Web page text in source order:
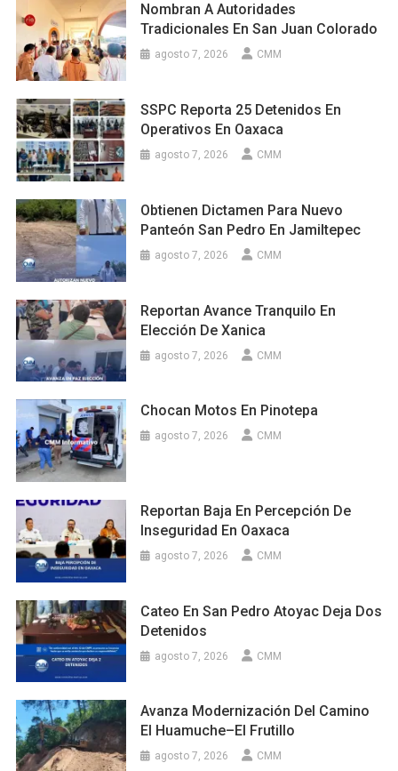
Nombran A Autoridades
Tradicionales En San Juan Colorado
agosto 7, 2026 CMM
SSPC Reporta 25 Detenidos En
Operativos En Oaxaca
agosto 7, 2026 CMM
Obtienen Dictamen Para Nuevo
Panteón San Pedro En Jamiltepec
agosto 7, 2026 CMM
Reportan Avance Tranquilo En
Elección De Xanica
agosto 7, 2026 CMM
Chocan Motos En Pinotepa
agosto 7, 2026 CMM
Reportan Baja En Percepción De
Inseguridad En Oaxaca
agosto 7, 2026 CMM
Cateo En San Pedro Atoyac Deja Dos
Detenidos
agosto 7, 2026 CMM
Avanza Modernización Del Camino
El Huamuche–El Frutillo
agosto 7, 2026 CMM